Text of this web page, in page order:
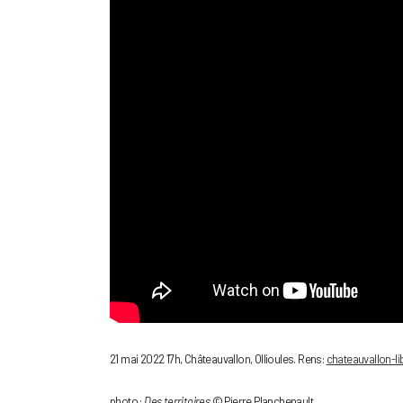
21 mai 2022 17h, Châteauvallon, Ollioules. Rens: chateauvallon-